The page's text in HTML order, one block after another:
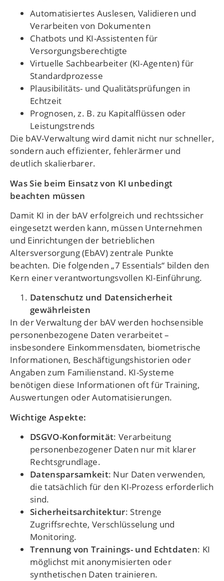
Automatisiertes Auslesen, Validieren und
Verarbeiten von Dokumenten
Chatbots und KI-Assistenten für
Versorgungsberechtigte
Virtuelle Sachbearbeiter (KI-Agenten) für
Standardprozesse
Plausibilitäts- und Qualitätsprüfungen in
Echtzeit
Prognosen, z. B. zu Kapitalflüssen oder
Leistungstrends
Die bAV-Verwaltung wird damit nicht nur schneller,
sondern auch effizienter, fehlerärmer und
deutlich skalierbarer.
Was Sie beim Einsatz von KI unbedingt
beachten müssen
Damit KI in der bAV erfolgreich und rechtssicher
eingesetzt werden kann, müssen Unternehmen
und Einrichtungen der betrieblichen
Altersversorgung (EbAV) zentrale Punkte
beachten. Die folgenden „7 Essentials“ bilden den
Kern einer verantwortungsvollen KI-Einführung.
Datenschutz und Datensicherheit
gewährleisten
In der Verwaltung der bAV werden hochsensible
personenbezogene Daten verarbeitet –
insbesondere Einkommensdaten, biometrische
Informationen, Beschäftigungshistorien oder
Angaben zum Familienstand. KI-Systeme
benötigen diese Informationen oft für Training,
Auswertungen oder Automatisierungen.
Wichtige Aspekte:
DSGVO-Konformität: Verarbeitung
personenbezogener Daten nur mit klarer
Rechtsgrundlage.
Datensparsamkeit: Nur Daten verwenden,
die tatsächlich für den KI-Prozess erforderlich
sind.
Sicherheitsarchitektur: Strenge
Zugriffsrechte, Verschlüsselung und
Monitoring.
Trennung von Trainings- und Echtdaten: KI
möglichst mit anonymisierten oder
synthetischen Daten trainieren.